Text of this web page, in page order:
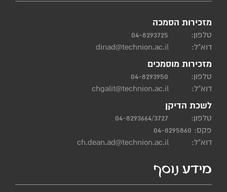
מזכירות הסמכה
טלפון:
04-8293725
דוא"ל:
dinad@technion.ac.il
מזכירות מוסמכים
טלפון:
04-8293950
דוא"ל:
chgalit@technion.ac.il
לשכת הדיקן
טלפון:
04-8293664/3727
פקס: 04-8295860
דוא"ל:
ch.dean.ad@technion.ac.il
מידע נוסף